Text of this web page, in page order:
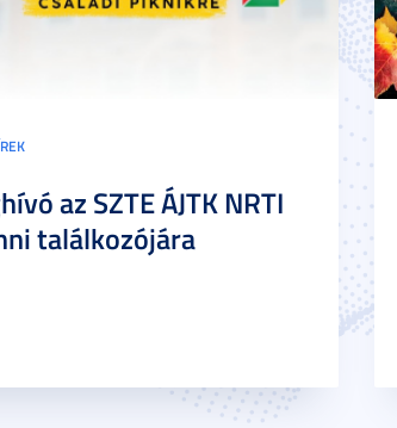
az SZTE ÁJTK NRTI
találkozójára